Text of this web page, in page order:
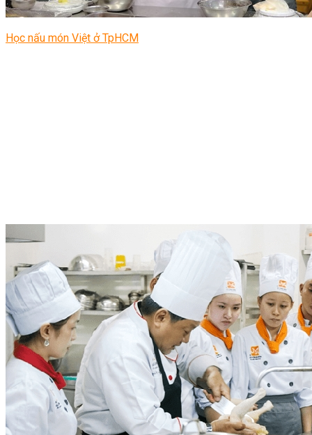
Học nấu món Việt ở TpHCM